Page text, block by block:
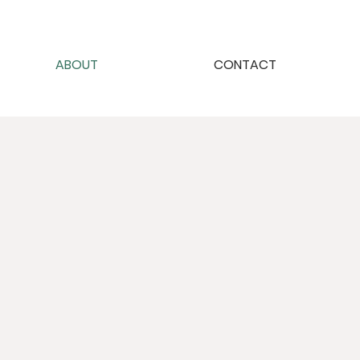
ABOUT CONTACT